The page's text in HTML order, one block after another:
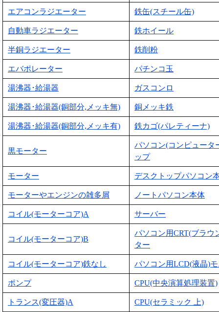
エアコンラジエーター 鉄缶(スチール缶)
自動車ラジエーター 鉄ホイール
半銅ラジエーター 鉄削粉
エバポレーター パチンコ玉
湯沸器･給湯器 ガスコンロ
湯沸器･給湯器(銅部分,メッキ無) 銅メッキ鉄
湯沸器･給湯器(銅部分,メッキ有) 鉄カゴ(パレティーナ)
黒モーター
パソコン(コンピュータ
ップ
モーター デスクトップパソコン
モーターやエンジンの雑多屑 ノートパソコン本体
コイル(モーターコア)A サーバー
コイル(モーターコア)B
パソコン用CRT(ブラウ
ター
コイル(モーターコア)鉄なし パソコン用LCD(液晶)
ポンプ CPU(中央演算処理装置)
トランス(変圧器)A CPU(セラミック 上)